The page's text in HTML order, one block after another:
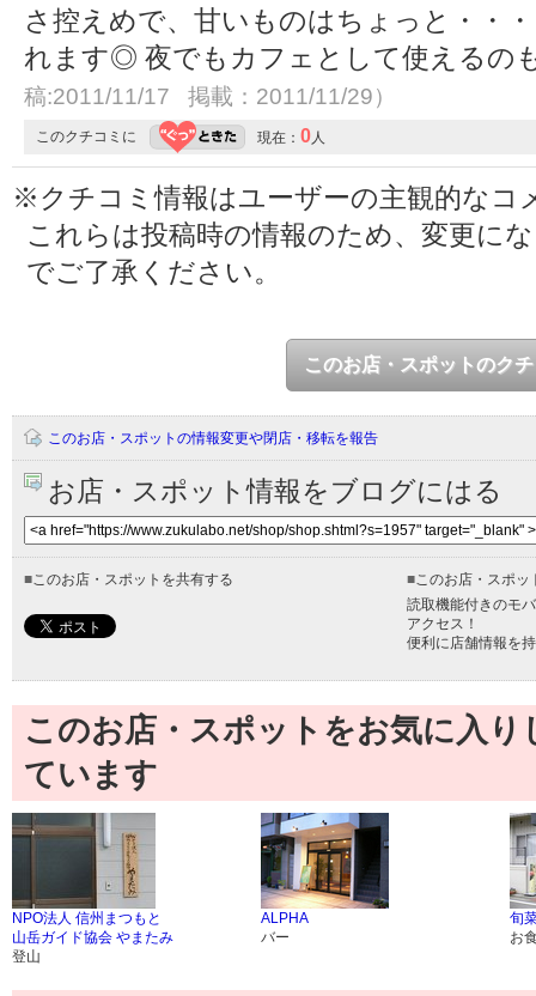
さ控えめで、甘いものはちょっと・・
れます◎ 夜でもカフェとして使えるの
稿:2011/11/17 掲載：2011/11/29）
このクチコミに 現在： 0人
※クチコミ情報はユーザーの主観的なコ
これらは投稿時の情報のため、変更に
でご了承ください。
このお店・スポットのク
このお店・スポットの情報変更や閉店・移転を報告
お店・スポット情報をブログにはる
■このお店・スポットを共有する ■このお店・スポッ
読取機能付きのモ
アクセス！
便利に店舗情報を
このお店・スポットをお気に入
ています
NPO法人 信州まつもと
山岳ガイド協会 やまたみ
登山
ALPHA
バー
旬
お